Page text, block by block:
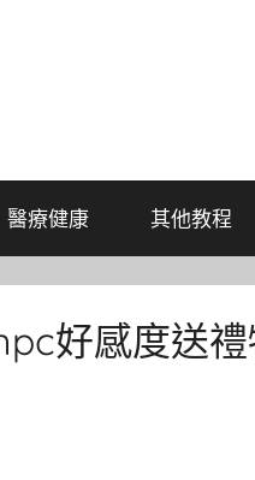
醫療健康 其他教程
好感度送